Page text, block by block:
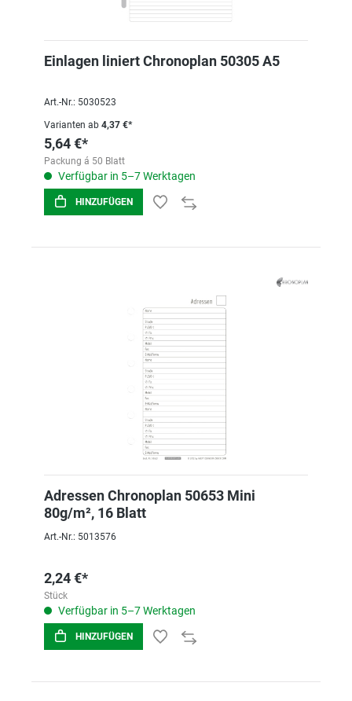
Einlagen liniert Chronoplan 50305 A5
Art.-Nr.: 5030523
Varianten ab 4,37 €*
5,64 €*
Packung á 50 Blatt
Verfügbar in 5–7 Werktagen
HINZUFÜGEN
Adressen Chronoplan 50653 Mini
80g/m², 16 Blatt
Art.-Nr.: 5013576
2,24 €*
Stück
Verfügbar in 5–7 Werktagen
HINZUFÜGEN